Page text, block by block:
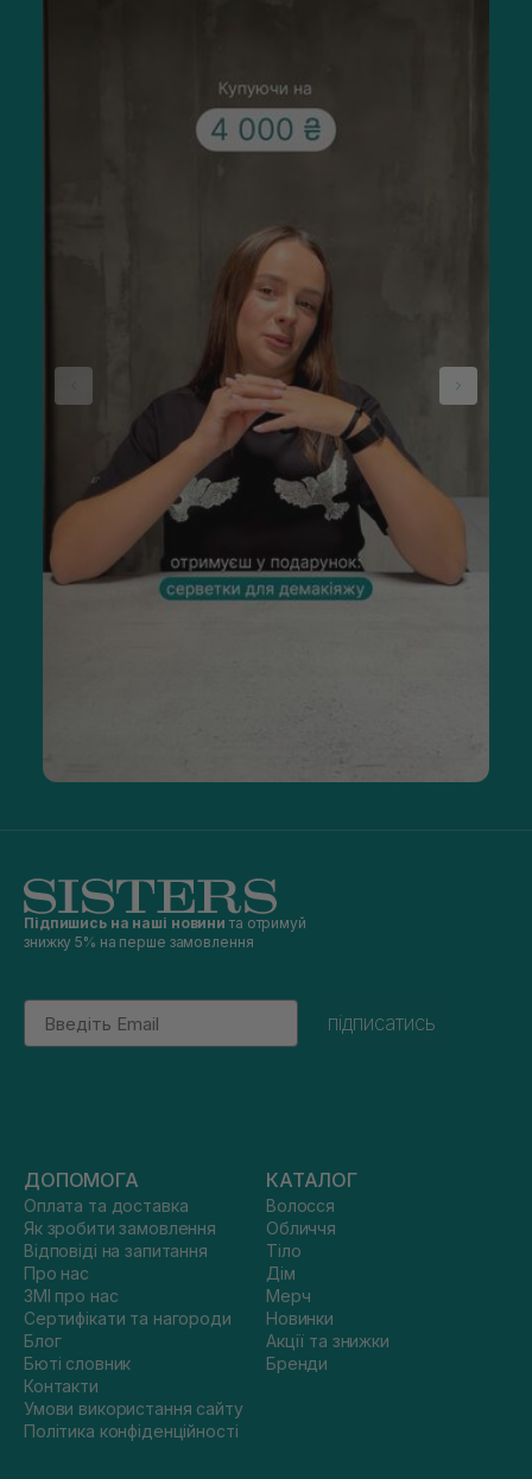
Підпишись на наші новини та отримуй
знижку 5% на перше замовлення
Email
підписатись
ДОПОМОГА
Оплата та доставка
Як зробити замовлення
Відповіді на запитання
Про нас
ЗМІ про нас
Сертифікати та нагороди
Блог
Бюті словник
Контакти
Умови використання сайту
Політика конфіденційності
КАТАЛОГ
Волосся
Обличчя
Тіло
Дім
Мерч
Новинки
Акції та знижки
Бренди